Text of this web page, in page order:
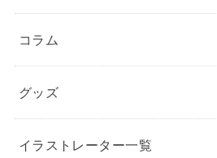
コラム
グッズ
イラストレーター一覧